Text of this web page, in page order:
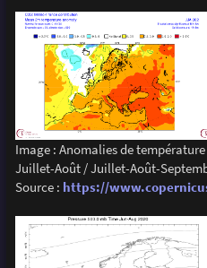
Image : Anomalies de
Juillet-Août / Juillet-Août-
Source : https://